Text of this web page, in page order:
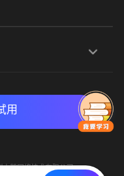
营
乙6号23层
用
鹅网络技术有限公司